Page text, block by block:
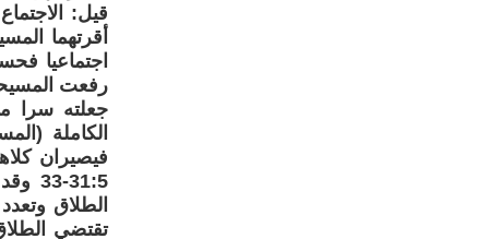
قيل:
أقرتهما
اجتماعيا
رفعت
جعلته سرا
الكاملة
فيصيران
الطلاق
تقتضي